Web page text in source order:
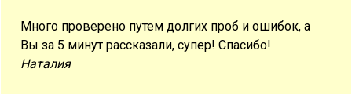
Много проверено путем долгих проб и ошибок, а
Вы за 5 минут рассказали, супер! Спасибо!
Наталия